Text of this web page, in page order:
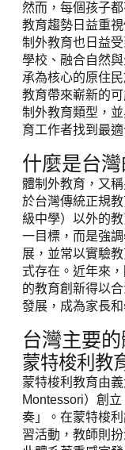
然而，每個孩子
教育趨勢日益重
制外教育也日益
學校、融合自然
承為核心的原住
教育帶來嶄新的
制外教育類型，
育工作者找到最
什麼是台
體制外教育，又
於台灣傳統正規
級中學）以外的
一目標，而是強
展，並常以實驗
式存在。近年來
的教育創新得以
發展，成為家長
台灣主要
蒙特梭利教
蒙特梭利教育由
Montessori）創
奏」。在蒙特梭
習活動，教師則